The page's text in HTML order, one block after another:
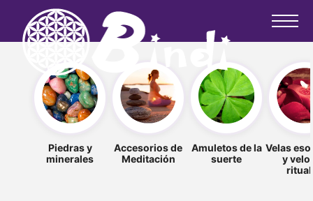
Piedras y
minerales
Accesorios de
Meditación
Amuletos de la
suerte
Velas
y